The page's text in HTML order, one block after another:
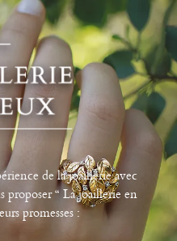
de la joaillerie avec
proposer “ La joaillerie en
promesses :